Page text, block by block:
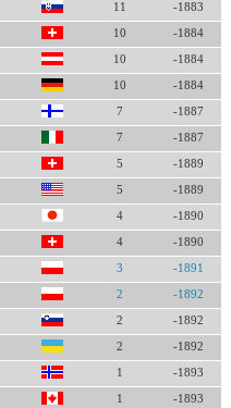
11 -1883
10 -1884
10 -1884
10 -1884
7 -1887
7 -1887
5 -1889
5 -1889
4 -1890
4 -1890
3 -1891
2 -1892
2 -1892
2 -1892
1 -1893
1 -1893